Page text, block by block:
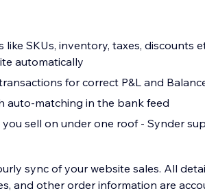
SKUs, inventory, taxes, discounts
automatically
for correct P&L and
auto-matching in the bank feed
sell on under one roof - Synder
sync of your website sales. All
and other order information are